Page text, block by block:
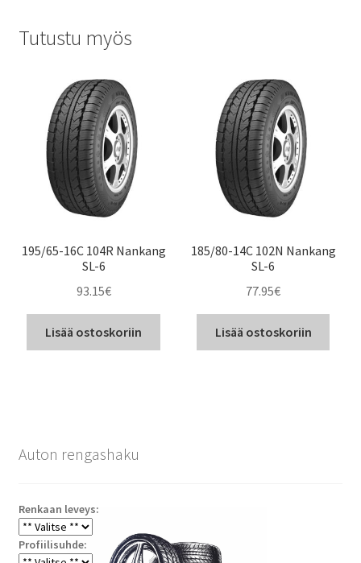
Tutustu myös
195/65-16C 104R Nankang
SL-6
93.15€
Lisää ostoskoriin
185/80-14C 102N Nankang
SL-6
77.95€
Lisää ostoskoriin
Auton rengashaku
Renkaan leveys:
Profiilisuhde: